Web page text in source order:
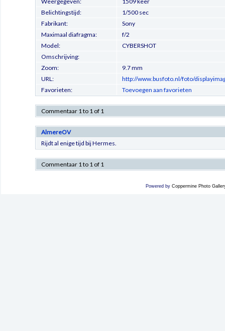
Belichtingstijd:
1/500 sec
Fabrikant:
Sony
Maximaal diafragma:
f/2
Model:
CYBERSHOT
Omschrijving:
Zoom:
9.7 mm
URL:
http://www.busfoto.nl/foto/
Favorieten:
Toevoegen aan favorieten
Commentaar 1 to 1 of 1
AlmereOV
Rijdt al enige tijd bij Hermes.
Commentaar 1 to 1 of 1
Powered by Coppermine Photo